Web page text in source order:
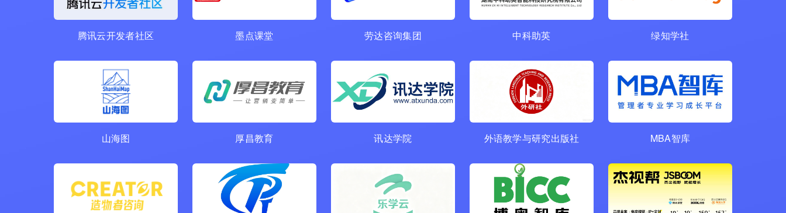
腾讯云开发者社区 墨点课堂 劳达咨询集团 中科助英 绿知学社
山海图 厚昌教育 讯达学院 外语教学与研究出版社 MBA智库